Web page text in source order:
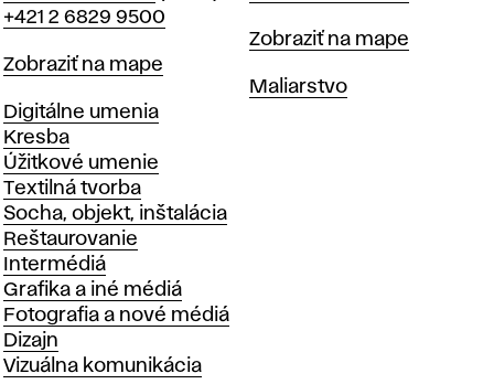
+421 2 6829 9500
Mapa
Zobraziť na mape
Katedry
Digitálne umenia
Kresba
Úžitkové umenie
Textilná tvorba
Socha, objekt, inštalácia
Reštaurovanie
Intermédiá
Grafika a iné médiá
Fotografia a nové médiá
Dizajn
Vizuálna komunikácia
Mapa
Zobraziť na mape
Katedry
Maliarstvo